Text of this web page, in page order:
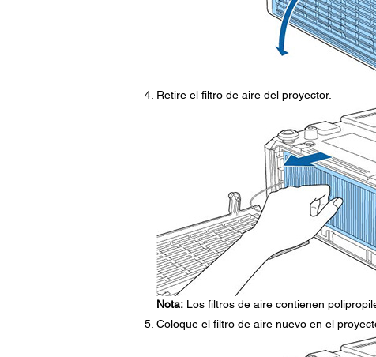
Retire el filtro de aire del proyector.
Nota:Los filtros de aire contienen
Coloque el filtro de aire nuevo en el